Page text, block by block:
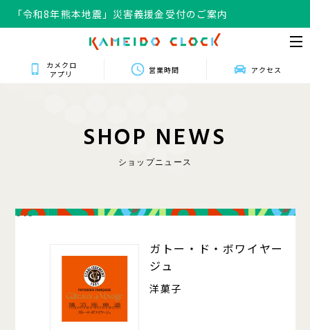
「令和8年熊本地震」災害義援金受付のご案内
カメクロ
アプリ
営業時間 アクセス
SHOP NEWS
ショップニュース
016
ガトー・ド・ボワイヤー
ジュ
洋菓子